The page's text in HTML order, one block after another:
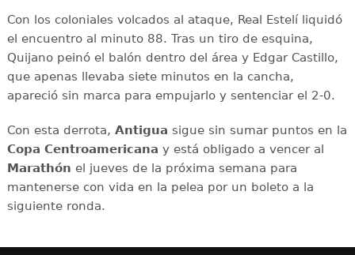
Con los coloniales volcados al ataque, Real Estelí liquidó
el encuentro al minuto 88. Tras un tiro de esquina,
Quijano peinó el balón dentro del área y Edgar Castillo,
que apenas llevaba siete minutos en la cancha,
apareció sin marca para empujarlo y sentenciar el 2-0.
Con esta derrota, Antigua sigue sin sumar puntos en la
Copa Centroamericana y está obligado a vencer al
Marathón el jueves de la próxima semana para
mantenerse con vida en la pelea por un boleto a la
siguiente ronda.